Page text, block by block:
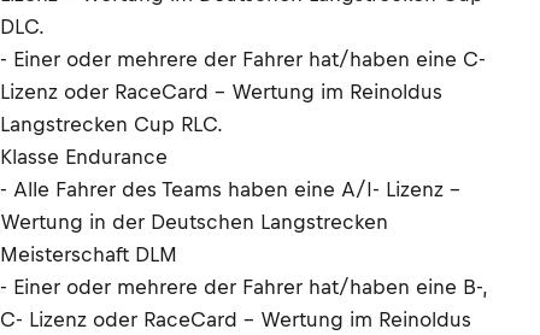
DLC.
- Einer oder mehrere der Fahrer hat/haben eine C-
Lizenz oder RaceCard - Wertung im Reinoldus
Langstrecken Cup RLC.
Klasse Endurance
- Alle Fahrer des Teams haben eine A/I- Lizenz -
Wertung in der Deutschen Langstrecken
Meisterschaft DLM
- Einer oder mehrere der Fahrer hat/haben eine B-,
C- Lizenz oder RaceCard - Wertung im Reinoldus